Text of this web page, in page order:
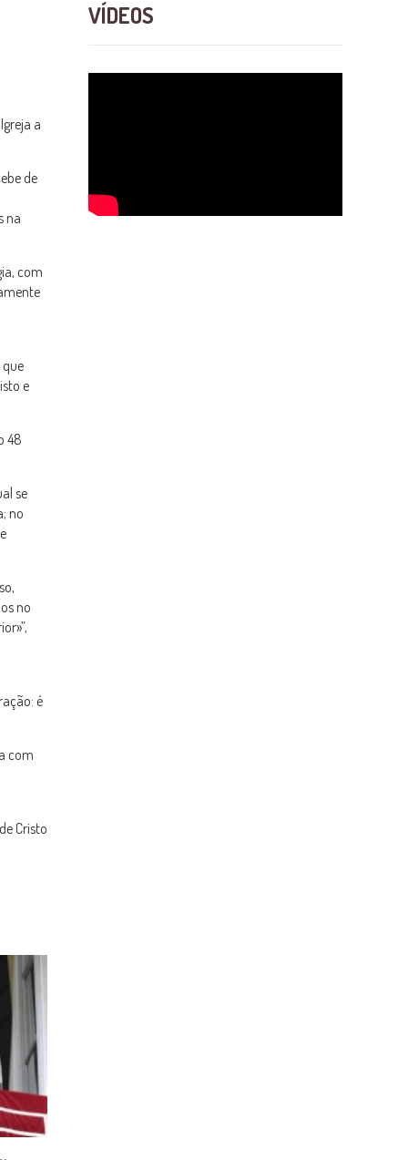
a
de
na
com
que
e
48
se
no
no
é
com
Cristo
VÍDEOS